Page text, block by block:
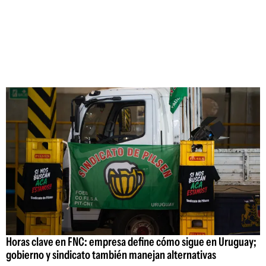
Horas clave en FNC: empresa define cómo sigue en Uruguay;
gobierno y sindicato también manejan alternativas